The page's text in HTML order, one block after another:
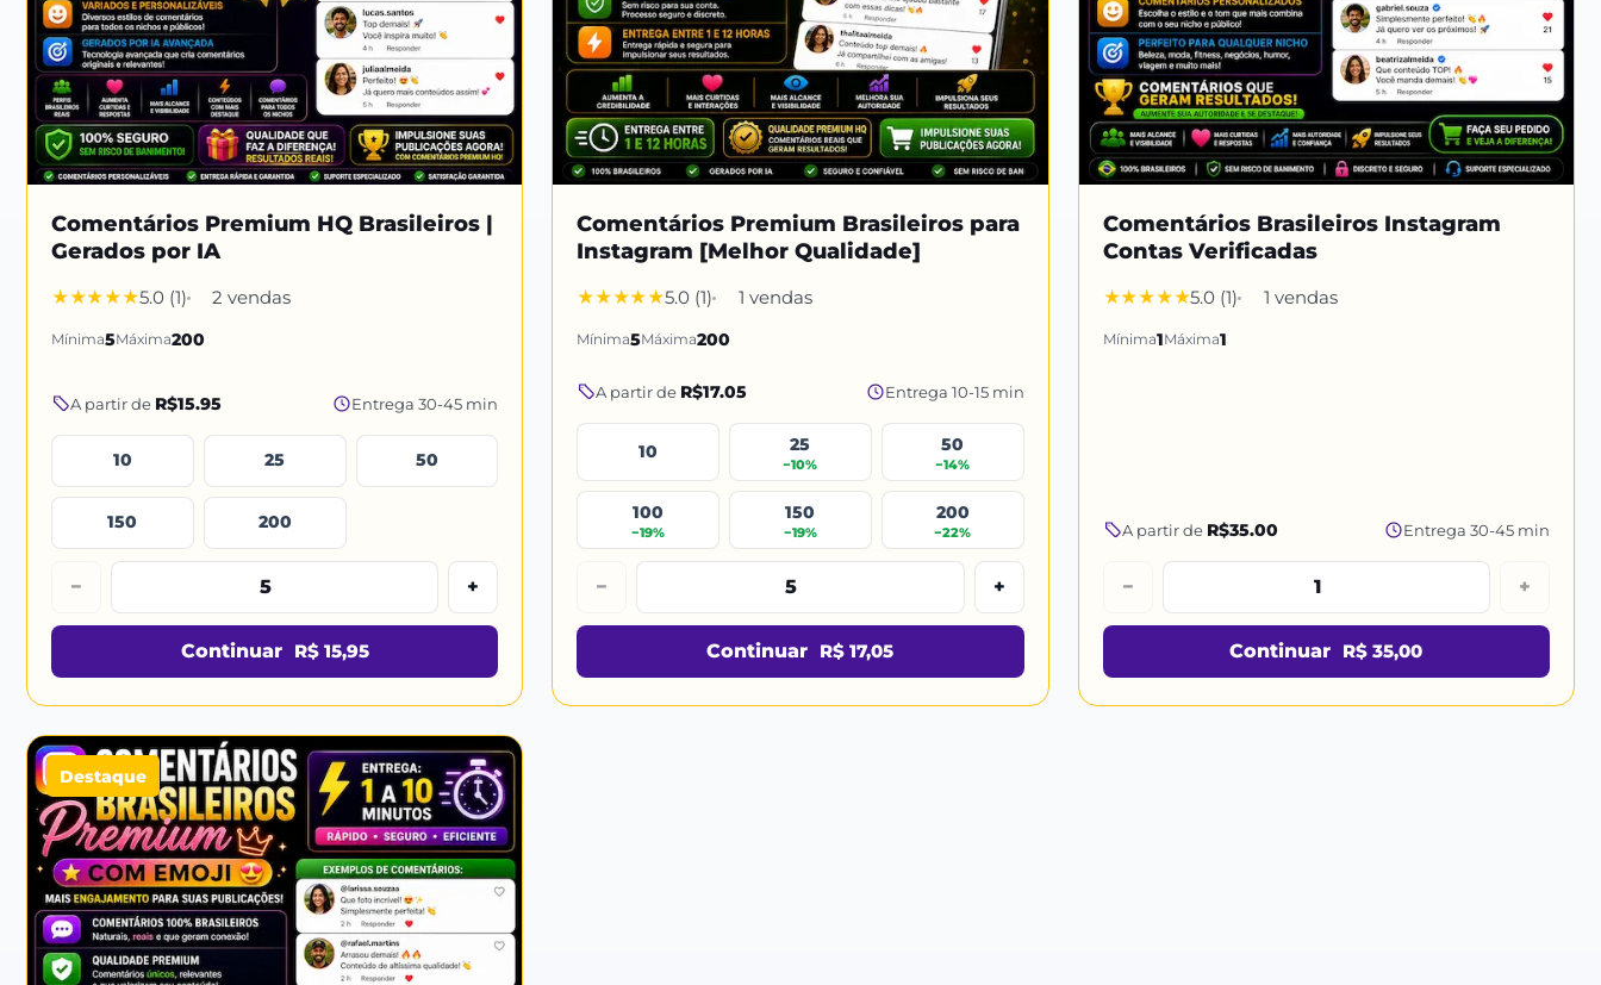
Comentários Premium HQ Brasileiros |
Gerados por IA
5.0 (1) 2 vendas
Mínima5Máxima200
A partir de R$15.95 Entrega 30-45 min
10 25 50
150 200
− +
Continuar R$ 15,95
Comentários Premium Brasileiros para
Instagram [Melhor Qualidade]
5.0 (1) 1 vendas
Mínima5Máxima200
A partir de R$17.05 Entrega 10-15 min
10 25
−10%
50
−14%
100
−19%
150
−19%
200
−22%
− +
Continuar R$ 17,05
Comentários Brasileiros Instagram
Contas Verificadas
5.0 (1) 1 vendas
Mínima1Máxima1
A partir de R$35.00 Entrega 30-45 min
− +
Continuar R$ 35,00
Destaque